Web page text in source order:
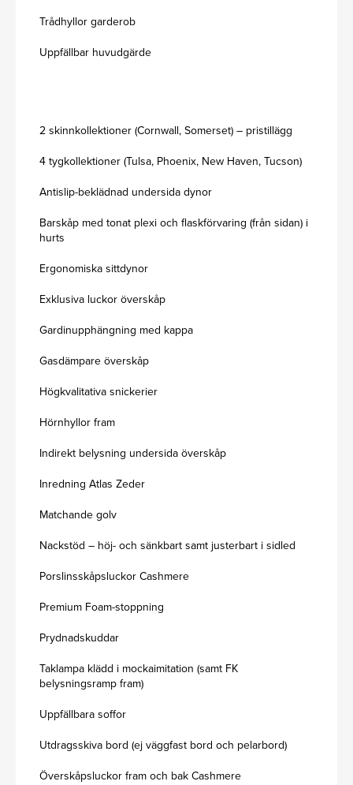
Trådhyllor garderob
Uppfällbar huvudgärde
2 skinnkollektioner (Cornwall, Somerset) – pristillägg
4 tygkollektioner (Tulsa, Phoenix, New Haven, Tucson)
Antislip-beklädnad undersida dynor
Barskåp med tonat plexi och flaskförvaring (från sidan) i
hurts
Ergonomiska sittdynor
Exklusiva luckor överskåp
Gardinupphängning med kappa
Gasdämpare överskåp
Högkvalitativa snickerier
Hörnhyllor fram
Indirekt belysning undersida överskåp
Inredning Atlas Zeder
Matchande golv
Nackstöd – höj- och sänkbart samt justerbart i sidled
Porslinsskåpsluckor Cashmere
Premium Foam-stoppning
Prydnadskuddar
Taklampa klädd i mockaimitation (samt FK
belysningsramp fram)
Uppfällbara soffor
Utdragsskiva bord (ej väggfast bord och pelarbord)
Överskåpsluckor fram och bak Cashmere